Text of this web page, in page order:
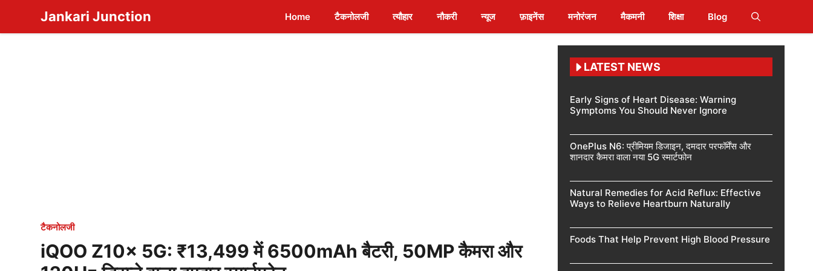
content
Jankari Junction Home टैकनोलजी त्यौहार नौकरी न्यूज फ़ाइनेंस मनोरंजन मैकमनी शिक्षा Blog
टैकनोलजी
iQOO Z10x 5G: ₹13,499 में 6500mAh बैटरी, 50MP कैमरा और
LATEST NEWS
Early Signs of Heart Disease: Warning
Symptoms You Should Never Ignore
OnePlus N6: प्रीमियम डिजाइन, दमदार परफॉर्मेंस और
शानदार कैमरा वाला नया 5G स्मार्टफोन
Natural Remedies for Acid Reflux: Effective
Ways to Relieve Heartburn Naturally
Foods That Help Prevent High Blood Pressure